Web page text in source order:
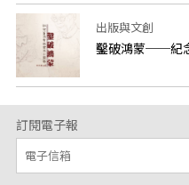
出版與文創
鑿破鴻蒙──紀
訂閱電子報